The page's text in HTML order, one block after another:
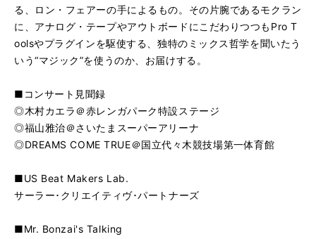
る、ロン・フェアーの手によるもの。その片腕であるモクラン
に、アナログ・テープやアウトボードにこだわりつつもPro T
oolsやプラグインを駆使する、独特のミックス哲学を聞いたう
いう“マジック”を使うのか、お届けする。
■コンサート見聞録
◎木村カエラ＠赤レンガパーク特設ステージ
◎福山雅治＠さいたまスーパーアリーナ
◎DREAMS COME TRUE＠国立代々木競技場第一体育館
■US Beat Makers Lab.
サーラー･クリエイティヴ･パートナーズ
■Mr. Bonzai's Talking